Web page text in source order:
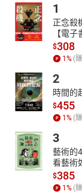
1
正念殺
【電子
$308
1% (賺
2
時間的
$455
1% (賺
3
藝術的
看藝術
$385
1% (賺